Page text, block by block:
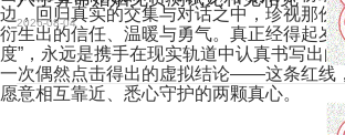
边，回归真实的交集与对话之中，珍视那份
衍生出的信任、温暖与勇气。真正经得起岁
度”，永远是携手在现实轨道中认真书写出
一次偶然点击得出的虚拟结论——这条红线
愿意相互靠近、悉心守护的两颗真心。
2026-08-04